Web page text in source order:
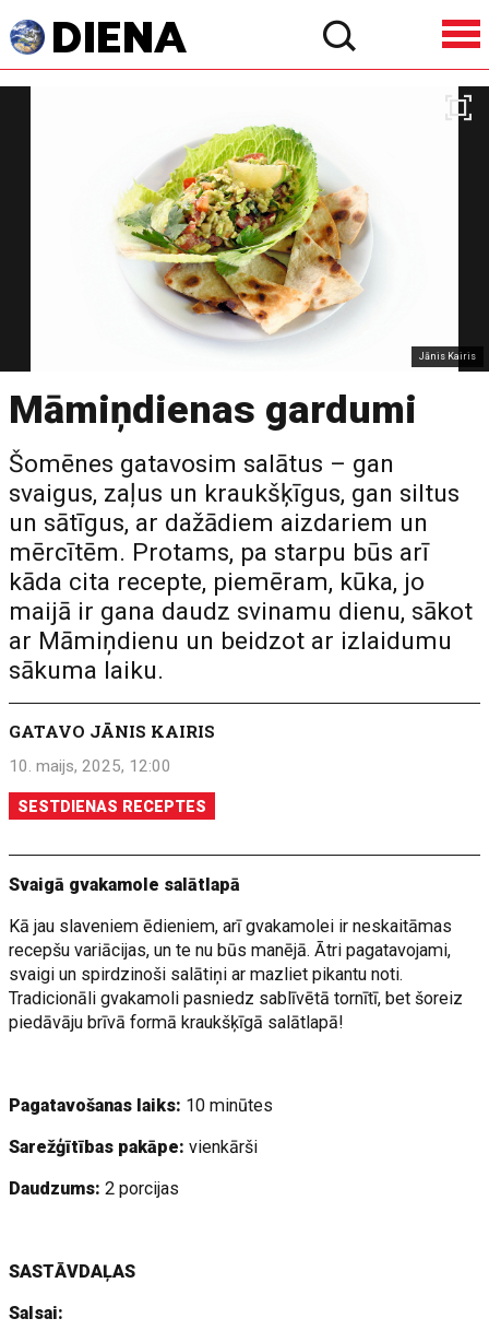
Jānis Kairis
Māmiņdienas gardumi
Šomēnes gatavosim salātus – gan
svaigus, zaļus un kraukšķīgus, gan siltus
un sātīgus, ar dažādiem aizdariem un
mērcītēm. Protams, pa starpu būs arī
kāda cita recepte, piemēram, kūka, jo
maijā ir gana daudz svinamu dienu, sākot
ar Māmiņdienu un beidzot ar izlaidumu
sākuma laiku.
GATAVO JĀNIS KAIRIS
10. maijs, 2025, 12:00
SESTDIENAS RECEPTES
Svaigā gvakamole salātlapā
Kā jau slaveniem ēdieniem, arī gvakamolei ir neskaitāmas
recepšu variācijas, un te nu būs manējā. Ātri pagatavojami,
svaigi un spirdzinoši salātiņi ar mazliet pikantu noti.
Tradicionāli gvakamoli pasniedz sablīvētā tornītī, bet šoreiz
piedāvāju brīvā formā kraukšķīgā salātlapā!
Pagatavošanas laiks: 10 minūtes
Sarežģītības pakāpe: vienkārši
Daudzums:2 porcijas
SASTĀVDAĻAS
Salsai: